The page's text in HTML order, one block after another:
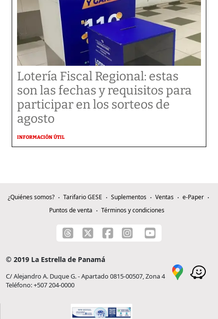
Lotería Fiscal Regional: estas
son las fechas y requisitos para
participar en los sorteos de
agosto
INFORMACIÓN ÚTIL
¿Quiénes somos? Tarifario GESE Suplementos Ventas
e-Paper
Puntos de venta
Términos y condiciones
© 2019 La Estrella de Panamá
C/ Alejandro A. Duque G. - Apartado 0815-00507, Zona 4
Teléfono: +507 204-0000